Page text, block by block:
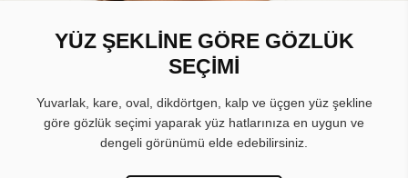
YÜZ ŞEKLİNE GÖRE GÖZLÜK
SEÇİMİ
Yuvarlak, kare, oval, dikdörtgen, kalp ve üçgen yüz şekline
göre gözlük seçimi yaparak yüz hatlarınıza en uygun ve
dengeli görünümü elde edebilirsiniz.